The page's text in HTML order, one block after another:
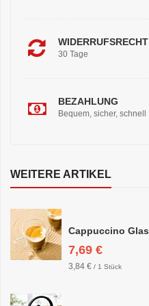
WIDERRUFSRECHT
30 Tage
BEZAHLUNG
Bequem, sicher, schnell
WEITERE ARTIKEL
7,69 €
3,84 € / 1 Stück